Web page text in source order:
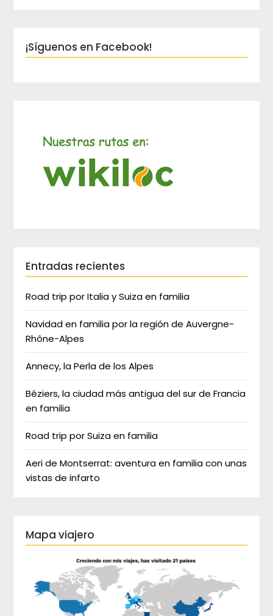
¡Síguenos en Facebook!
Entradas recientes
Road trip por Italia y Suiza en familia
Navidad en familia por la región de Auvergne-
Rhône-Alpes
Annecy, la Perla de los Alpes
Béziers, la ciudad más antigua del sur de Francia
en familia
Road trip por Suiza en familia
Aeri de Montserrat: aventura en familia con unas
vistas de infarto
Mapa viajero